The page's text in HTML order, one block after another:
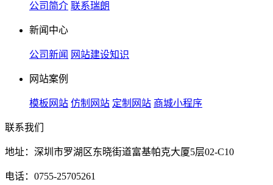
公司简介 联系瑞朗
新闻中心
公司新闻 网站建设知识
网站案例
模板网站 仿制网站 定制网站 商城小程序
联系我们
地址：深圳市罗湖区东晓街道富基帕克大厦5层02-C10
电话：0755-25705261